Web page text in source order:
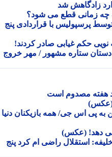
شد
زمانی قطع می شود؟
با قراردادی پنج
حکم غیابی صادر کردند!
ستاره مشهور / مهر خروج
مصدوم است
پی اس جی/ همه بازیکنان دنیا
(عکس)
استقلال راضی ام کرد پنج